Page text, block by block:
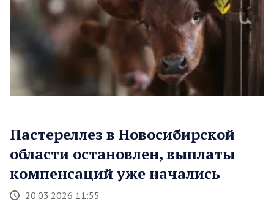
Пастереллез в Новосибирской
области остановлен, выплаты
компенсаций уже начались
20.03.2026 11:55